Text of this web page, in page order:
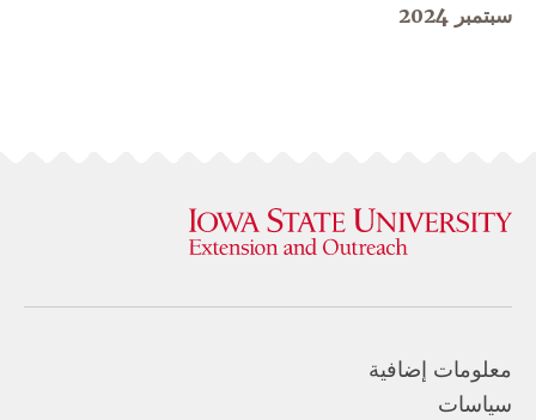
سبتمبر 2024
معلومات إضافية
سياسات